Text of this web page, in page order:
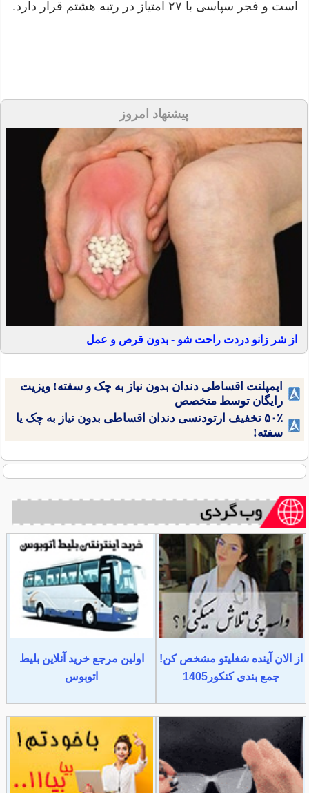
است و فجر سپاسی با ۲۷ امتیاز در رتبه هشتم قرار دارد.
پیشنهاد امروز
از شر زانو دردت راحت شو - بدون قرص و عمل
ایمپلنت اقساطی دندان بدون نیاز به چک و سفته! ویزیت
رایگان توسط متخصص
۵۰٪ تخفیف ارتودنسی دندان اقساطی بدون نیاز به چک یا
سفته!
از الان آینده شغلیتو مشخص کن!
جمع بندی کنکور1405
اولین مرجع خرید آنلاین بلیط
اتوبوس